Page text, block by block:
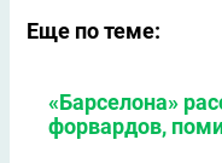
Еще по теме:
«Барселона»
форвардов,